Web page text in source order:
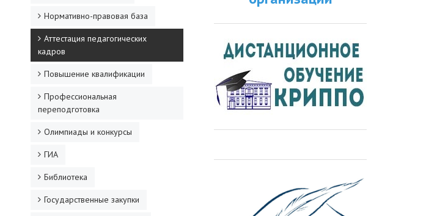
Нормативно-правовая база
Аттестация педагогических
кадров
Повышение квалификации
Профессиональная
переподготовка
Олимпиады и конкурсы
ГИА
Библиотека
Государственные закупки